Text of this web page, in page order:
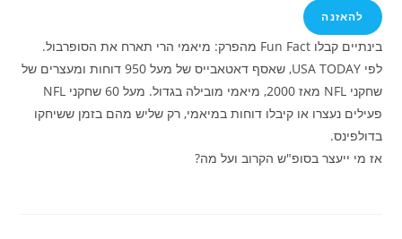
להאזנה
בינתיים קבלו Fun Fact מהפרק: מיאמי הרי תארח את הסופרבול.
לפי USA TODAY, שאסף דאטאבייס של מעל 950 דוחות ומעצרים של
שחקני NFL מאז 2000, מיאמי מובילה בגדול. מעל 60 שחקני NFL
פעילים נעצרו או קיבלו דוחות במיאמי, רק שליש מהם בזמן ששיחקו
בדולפינס.
אז מי ייעצר בסופ"ש הקרוב ועל מה?